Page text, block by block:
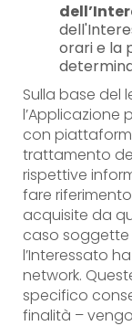
orari e la
Sulla base del
l’Applicazione
con
trattamento
rispettive
fare
acquisite da
caso soggette
l’Interessato
network.
specifico
finalità –